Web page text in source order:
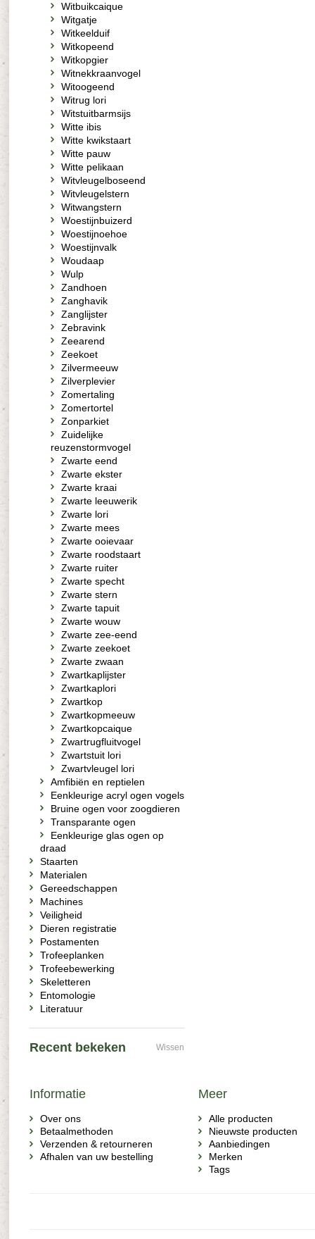
Witbuikcaique
Witgatje
Witkeelduif
Witkopeend
Witkopgier
Witnekkraanvogel
Witoogeend
Witrug lori
Witstuitbarmsijs
Witte ibis
Witte kwikstaart
Witte pauw
Witte pelikaan
Witvleugelboseend
Witvleugelstern
Witwangstern
Woestijnbuizerd
Woestijnoehoe
Woestijnvalk
Woudaap
Wulp
Zandhoen
Zanghavik
Zanglijster
Zebravink
Zeearend
Zeekoet
Zilvermeeuw
Zilverplevier
Zomertaling
Zomertortel
Zonparkiet
Zuidelijke
reuzenstormvogel
Zwarte eend
Zwarte ekster
Zwarte kraai
Zwarte leeuwerik
Zwarte lori
Zwarte mees
Zwarte ooievaar
Zwarte roodstaart
Zwarte ruiter
Zwarte specht
Zwarte stern
Zwarte tapuit
Zwarte wouw
Zwarte zee-eend
Zwarte zeekoet
Zwarte zwaan
Zwartkaplijster
Zwartkaplori
Zwartkop
Zwartkopmeeuw
Zwartkopcaique
Zwartrugfluitvogel
Zwartstuit lori
Zwartvleugel lori
Amfibiën en reptielen
Eenkleurige acryl ogen vogels
Bruine ogen voor zoogdieren
Transparante ogen
Eenkleurige glas ogen op
draad
Staarten
Materialen
Gereedschappen
Machines
Veiligheid
Dieren registratie
Postamenten
Trofeeplanken
Trofeebewerking
Skeletteren
Entomologie
Literatuur
Recent bekeken Wissen
Informatie
Over ons
Betaalmethoden
Verzenden & retourneren
Afhalen van uw bestelling
Meer
Alle producten
Nieuwste producten
Aanbiedingen
Merken
Tags